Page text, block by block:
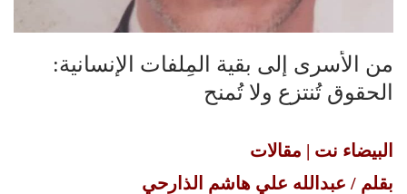
من الأسرى إلى بقية المِلفات الإنسانية:
الحقوق تُنتزع ولا تُمنح
البيضاء نت | مقالات
بقلم / عبدالله علي هاشم الذارحي